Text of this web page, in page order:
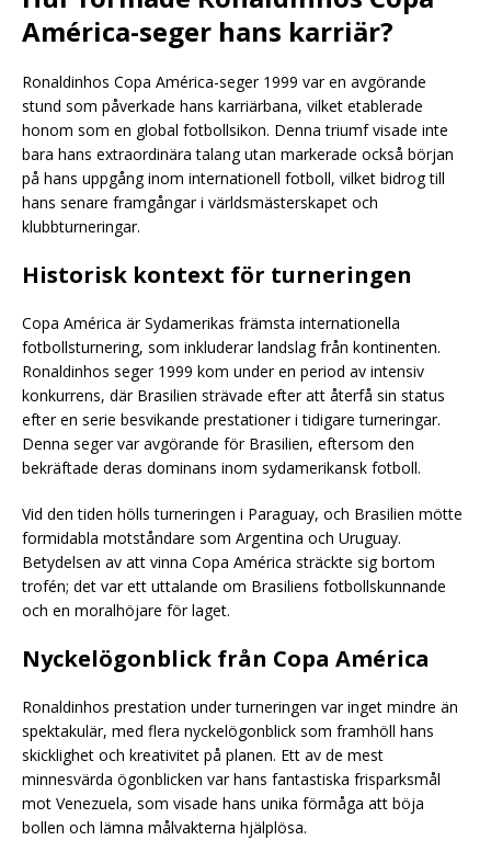
América-seger hans karriär?
Ronaldinhos Copa América-seger 1999 var en avgörande
stund som påverkade hans karriärbana, vilket etablerade
honom som en global fotbollsikon. Denna triumf visade inte
bara hans extraordinära talang utan markerade också början
på hans uppgång inom internationell fotboll, vilket bidrog till
hans senare framgångar i världsmästerskapet och
klubbturneringar.
Historisk kontext för turneringen
Copa América är Sydamerikas främsta internationella
fotbollsturnering, som inkluderar landslag från kontinenten.
Ronaldinhos seger 1999 kom under en period av intensiv
konkurrens, där Brasilien strävade efter att återfå sin status
efter en serie besvikande prestationer i tidigare turneringar.
Denna seger var avgörande för Brasilien, eftersom den
bekräftade deras dominans inom sydamerikansk fotboll.
Vid den tiden hölls turneringen i Paraguay, och Brasilien mötte
formidabla motståndare som Argentina och Uruguay.
Betydelsen av att vinna Copa América sträckte sig bortom
trofén; det var ett uttalande om Brasiliens fotbollskunnande
och en moralhöjare för laget.
Nyckelögonblick från Copa América
Ronaldinhos prestation under turneringen var inget mindre än
spektakulär, med flera nyckelögonblick som framhöll hans
skicklighet och kreativitet på planen. Ett av de mest
minnesvärda ögonblicken var hans fantastiska frisparksmål
mot Venezuela, som visade hans unika förmåga att böja
bollen och lämna målvakterna hjälplösa.